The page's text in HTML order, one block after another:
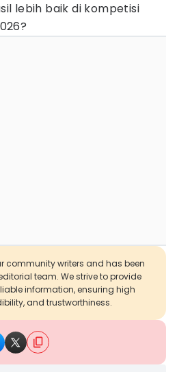
lebih baik di kompetisi
community writers and has been
team. We strive to provide
information, ensuring high
and trustworthiness.